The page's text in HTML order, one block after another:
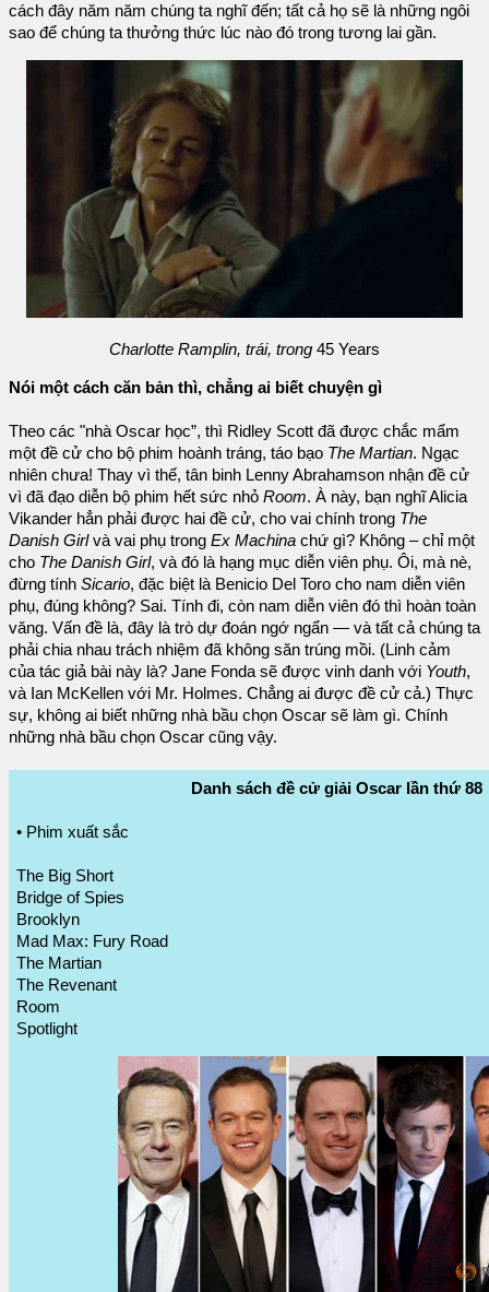
cách đây năm năm chúng ta nghĩ đến; tất cả họ sẽ là những ngôi
sao để chúng ta thưởng thức lúc nào đó trong tương lai gần.
Charlotte Ramplin, trái, trong 45 Years
Nói một cách căn bản thì, chẳng ai biết chuyện gì
Theo các "nhà Oscar học”, thì Ridley Scott đã được chắc mẩm
một đề cử cho bộ phim hoành tráng, táo bạo The Martian. Ngạc
nhiên chưa! Thay vì thế, tân binh Lenny Abrahamson nhận đề cử
vì đã đạo diễn bộ phim hết sức nhỏ Room. À này, bạn nghĩ Alicia
Vikander hẳn phải được hai đề cử, cho vai chính trong The
Danish Girlvà vai phụ trong Ex Machina chứ gì? Không – chỉ một
cho The Danish Girl, và đó là hạng mục diễn viên phụ. Ôi, mà nè,
đừng tính Sicario, đặc biệt là Benicio Del Toro cho nam diễn viên
phụ, đúng không? Sai. Tính đi, còn nam diễn viên đó thì hoàn toàn
văng. Vấn đề là, đây là trò dự đoán ngớ ngẩn — và tất cả chúng ta
phải chia nhau trách nhiệm đã không săn trúng mồi. (Linh cảm
của tác giả bài này là? Jane Fonda sẽ được vinh danh với Youth,
và Ian McKellen với Mr. Holmes. Chẳng ai được đề cử cả.) Thực
sự, không ai biết những nhà bầu chọn Oscar sẽ làm gì. Chính
những nhà bầu chọn Oscar cũng vậy.
Danh sách đề cử giải Oscar lần thứ 88
• Phim xuất sắc
The Big Short
Bridge of Spies
Brooklyn
Mad Max: Fury Road
The Martian
The Revenant
Room
Spotlight